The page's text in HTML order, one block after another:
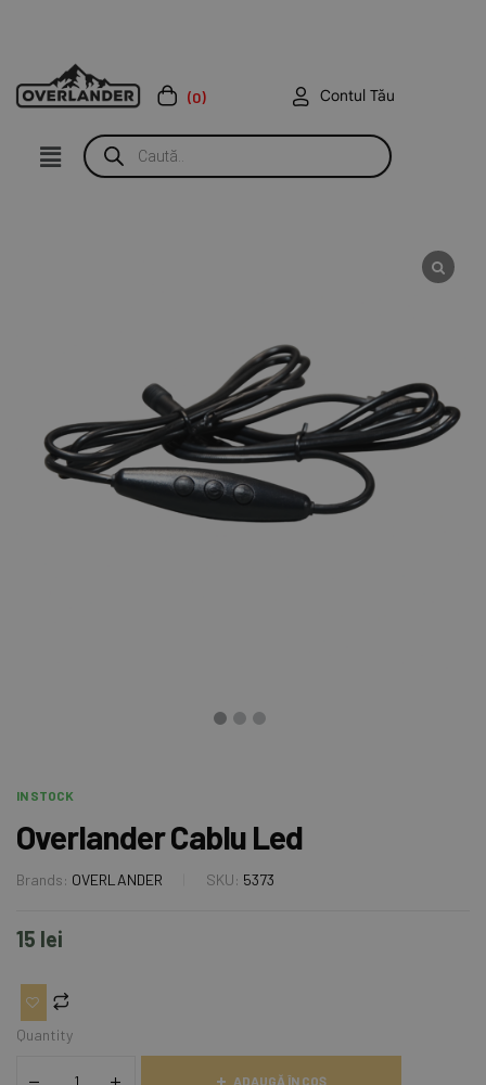
Contul Tău
(0)
IN STOCK
Overlander Cablu Led
Brands: OVERLANDER SKU: 5373
15 lei
Quantity
ADAUGĂ ÎN COȘ